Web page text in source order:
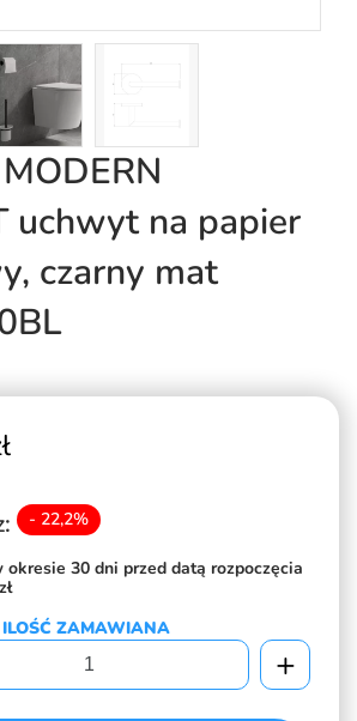
uchwyt na papier
czarny mat
- 22,2%
okresie 30 dni przed datą rozpoczęcia
ILOŚĆ ZAMAWIANA
+